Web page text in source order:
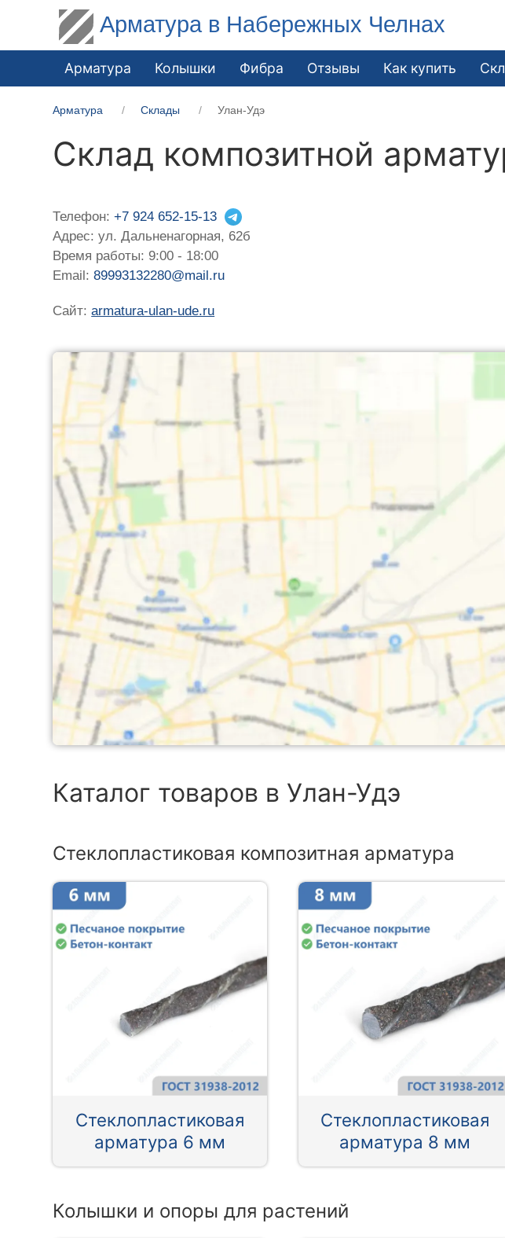
Арматура в Набережных Челнах
Арматура Колышки Фибра Отзывы Как купить
Арматура Склады Улан-Удэ
Склад композитной
Телефон:+7 924 652-15-13
Адрес: ул. Дальненагорная, 62б
Время работы: 9:00 - 18:00
Email:89993132280@mail.ru
Сайт:armatura-ulan-ude.ru
Каталог товаров в Улан-Удэ
Стеклопластиковая композитная арматура
Стеклопластиковая
арматура 6 мм
Стеклопластиковая
арматура 8 мм
Колышки и опоры для растений